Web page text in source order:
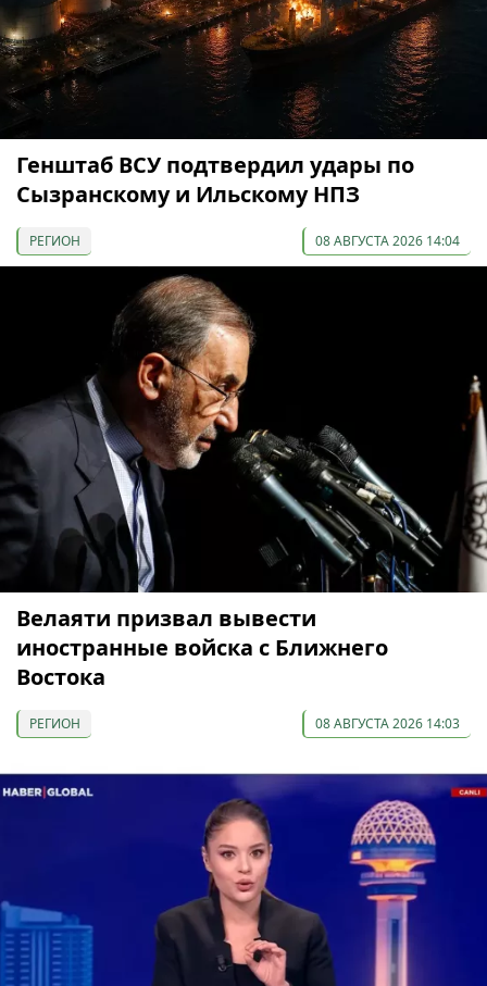
Генштаб ВСУ подтвердил удары по
Сызранскому и Ильскому НПЗ
РЕГИОН 08 АВГУСТА 2026 14:04
Велаяти призвал вывести
иностранные войска с Ближнего
Востока
РЕГИОН 08 АВГУСТА 2026 14:03